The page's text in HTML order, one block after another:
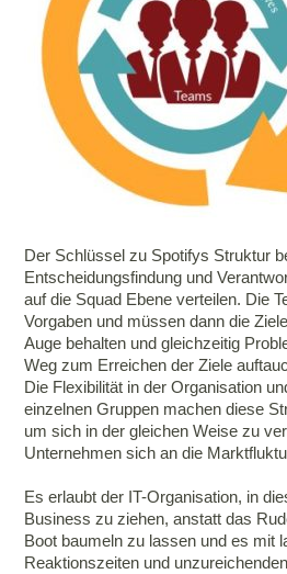
Der Schlüssel zu Spotifys Struktur
Entscheidungsfindung und
auf die Squad Ebene verteilen. Die
Vorgaben und müssen dann die
Auge behalten und gleichzeitig
Weg zum Erreichen der Ziele
Die Flexibilität in der Organisation
einzelnen Gruppen machen diese
um sich in der gleichen Weise zu
Unternehmen sich an die
Es erlaubt der IT-Organisation, in
Business zu ziehen, anstatt das
Boot baumeln zu lassen und es mit
Reaktionszeiten und